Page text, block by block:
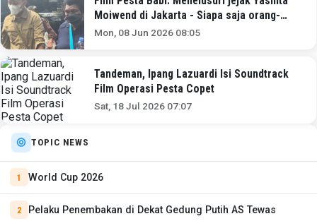
Moiwend di Jakarta - Siapa saja orang-
orang yang bersamanya?
Mon, 08 Jun 2026 08:05
Tandeman, Ipang Lazuardi Isi Soundtrack
Film Operasi Pesta Copet
Sat, 18 Jul 2026 07:07
TOPIC NEWS
World Cup 2026
Pelaku Penembakan di Dekat Gedung Putih AS Tewas